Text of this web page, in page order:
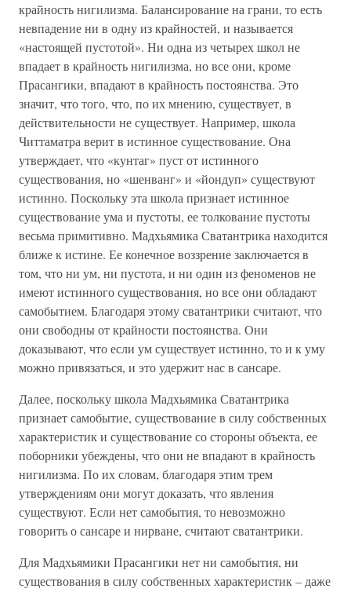
крайность нигилизма. Балансирование на грани, то есть
невпадение ни в одну из крайностей, и называется
«настоящей пустотой». Ни одна из четырех школ не
впадает в крайность нигилизма, но все они, кроме
Прасангики, впадают в крайность постоянства. Это
значит, что того, что, по их мнению, существует, в
действительности не существует. Например, школа
Читтаматра верит в истинное существование. Она
утверждает, что «кунтаг» пуст от истинного
существования, но «шенванг» и «йондуп» существуют
истинно. Поскольку эта школа признает истинное
существование ума и пустоты, ее толкование пустоты
весьма примитивно. Мадхьямика Сватантрика находится
ближе к истине. Ее конечное воззрение заключается в
том, что ни ум, ни пустота, и ни один из феноменов не
имеют истинного существования, но все они обладают
самобытием. Благодаря этому сватантрики считают, что
они свободны от крайности постоянства. Они
доказывают, что если ум существует истинно, то и к уму
можно привязаться, и это удержит нас в сансаре.
Далее, поскольку школа Мадхьямика Сватантрика
признает самобытие, существование в силу собственных
характеристик и существование со стороны объекта, ее
поборники убеждены, что они не впадают в крайность
нигилизма. По их словам, благодаря этим трем
утверждениям они могут доказать, что явления
существуют. Если нет самобытия, то невозможно
говорить о сансаре и нирване, считают сватантрики.
Для Мадхьямики Прасангики нет ни самобытия, ни
существования в силу собственных характеристик – даже